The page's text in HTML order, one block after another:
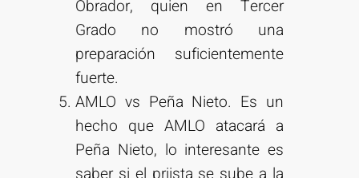
Obrador, quien en Tercer
Grado no mostró una
preparación suficientemente
fuerte.
AMLO vs Peña Nieto. Es un
hecho que AMLO atacará a
Peña Nieto, lo interesante es